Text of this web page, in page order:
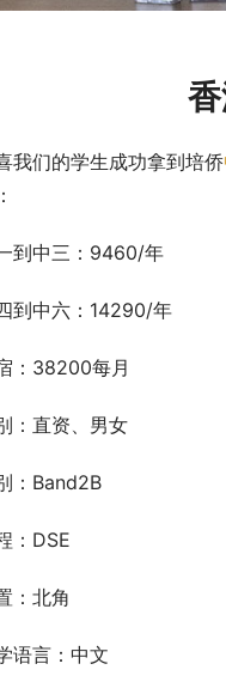
我们的学生成功拿到培侨
到中三：9460/年
到中六：14290/年
：38200每月
：直资、男女
：Band2B
：DSE
：北角
语言：中文